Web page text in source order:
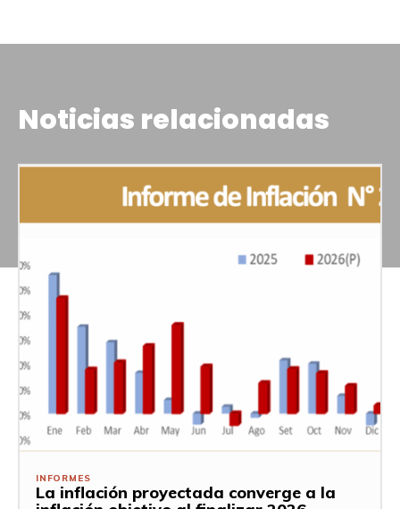
Noticias relacionadas
INFORMES
La inflación proyectada converge a la